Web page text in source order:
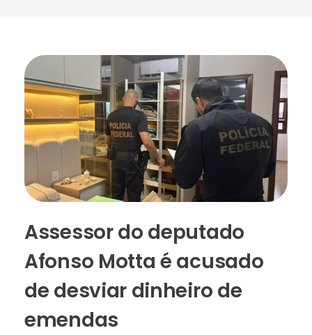
Assessor do deputado
Afonso Motta é acusado
de desviar dinheiro de
emendas